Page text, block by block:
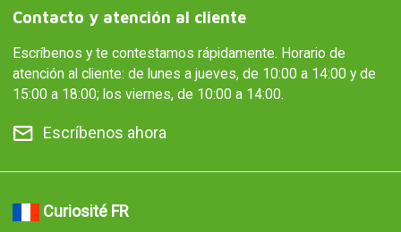
Contacto y atención al cliente
Escríbenos y te contestamos rápidamente. Horario de
atención al cliente: de lunes a jueves, de 10:00 a 14:00 y de
15:00 a 18:00; los viernes, de 10:00 a 14:00.
Escríbenos ahora
Curiosité FR